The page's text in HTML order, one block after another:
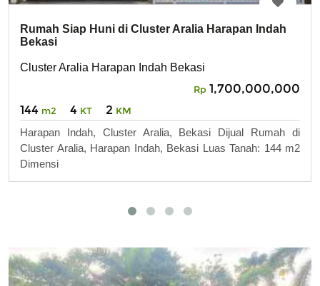
Rumah Siap Huni di Cluster Aralia Harapan Indah
Bekasi
Cluster Aralia Harapan Indah Bekasi
Rp 1,700,000,000
144 m2 4 KT 2 KM
Harapan Indah, Cluster Aralia, Bekasi Dijual Rumah di
Cluster Aralia, Harapan Indah, Bekasi Luas Tanah: 144 m2
Dimensi